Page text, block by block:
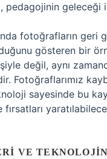
pedagojinin
fotoğrafların geri
gösteren bir
değil, aynı
Fotoğraflarımız
sayesinde bu
VE